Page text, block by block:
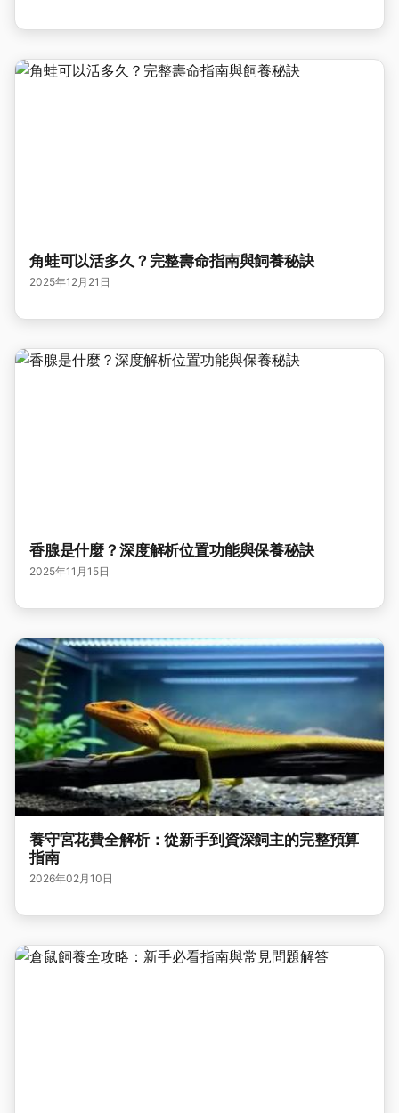
角蛙可以活多久？完整壽命指南與飼養秘訣
2025年12月21日
香腺是什麼？深度解析位置功能與保養秘訣
2025年11月15日
養守宮花費全解析：從新手到資深飼主的完整預算
指南
2026年02月10日